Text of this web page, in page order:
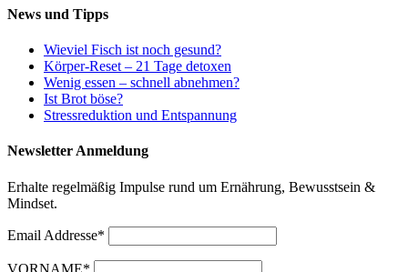
News und Tipps
Wieviel Fisch ist noch gesund?
Körper-Reset – 21 Tage detoxen
Wenig essen – schnell abnehmen?
Ist Brot böse?
Stressreduktion und Entspannung
Newsletter Anmeldung
Erhalte regelmäßig Impulse rund um Ernährung, Bewusstsein &
Mindset.
Email Addresse*
VORNAME*